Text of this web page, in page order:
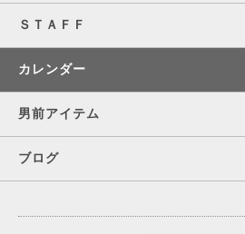
ＳＴＡＦＦ
カレンダー
男前アイテム
ブログ